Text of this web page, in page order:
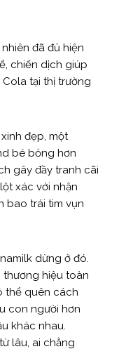
đã đủ hiện
chiến dịch giúp
tại thị trường
đẹp, một
bé bỏng hơn
gây đầy tranh cãi
xác với nhận
bao trái tim vụn
dừng ở đó.
thương hiệu toàn
thể quên cách
con người hơn
khác nhau.
lâu, ai chẳng